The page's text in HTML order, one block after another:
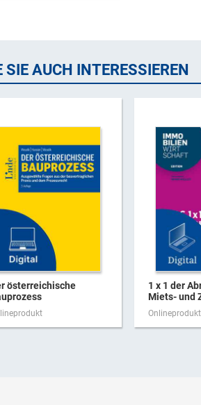
AUCH INTERESSIEREN
österreichische
1 x 1 der
Miets- und
Onlineprodukt